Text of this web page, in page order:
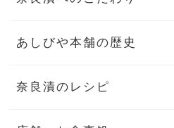
あしびや本舗の歴史
奈良漬のレシピ